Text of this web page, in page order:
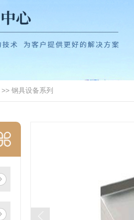
>> 钢具设备系列